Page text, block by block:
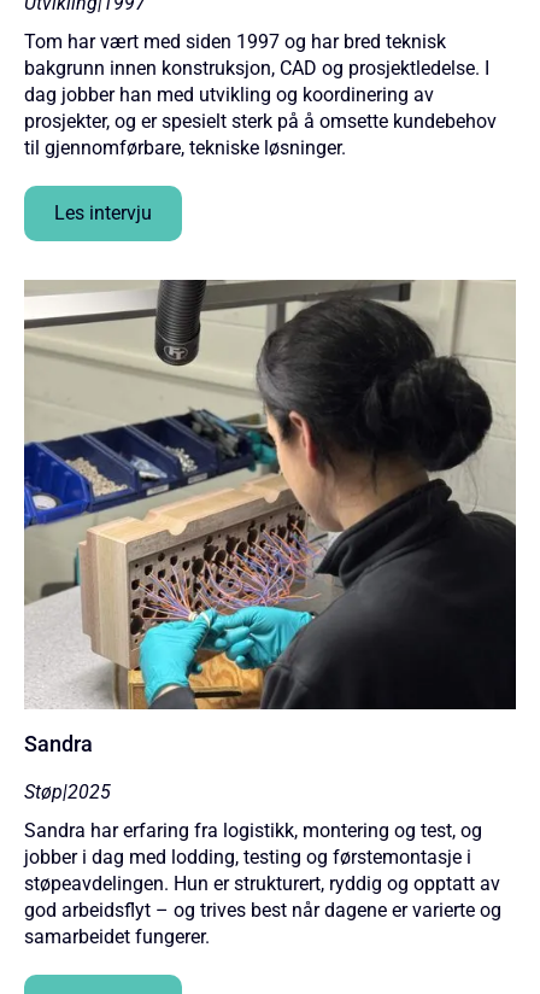
Tom har vært med siden 1997 og har bred teknisk
bakgrunn innen konstruksjon, CAD og prosjektledelse. I
dag jobber han med utvikling og koordinering av
prosjekter, og er spesielt sterk på å omsette kundebehov
til gjennomførbare, tekniske løsninger.
Les intervju
Sandra
Støp|2025
Sandra har erfaring fra logistikk, montering og test, og
jobber i dag med lodding, testing og førstemontasje i
støpeavdelingen. Hun er strukturert, ryddig og opptatt av
god arbeidsflyt – og trives best når dagene er varierte og
samarbeidet fungerer.